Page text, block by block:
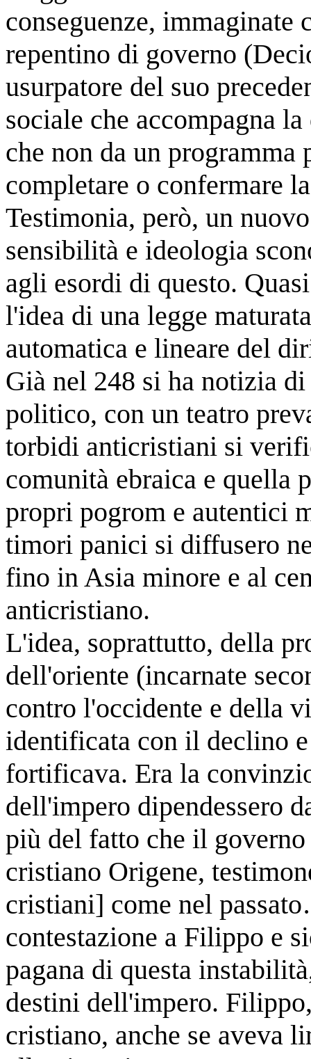
conseguenze, immaginate
repentino di governo
usurpatore del suo
sociale che accompagna
che non da un programma
completare o confermare
Testimonia, però, un
sensibilità e ideologia
agli esordi di questo.
l'idea di una legge
automatica e lineare del
Già nel 248 si ha notizia
politico, con un teatro
torbidi anticristiani si
comunità ebraica e quella
propri pogrom e autentici
timori panici si diffusero
fino in Asia minore e al
anticristiano.
L'idea, soprattutto, della
dell'oriente (incarnate
contro l'occidente e della
identificata con il declino
fortificava. Era la
dell'impero dipendessero
più del fatto che il
cristiano Origene,
cristiani] come nel
contestazione a Filippo e
pagana di questa
destini dell'impero.
cristiano, anche se aveva